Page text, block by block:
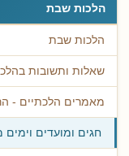
הלכות שבת
הלכות שבת
שאלות ותשובות
מאמרים הלכתיים -
חגים ומועדים וימים